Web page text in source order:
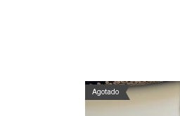
Agotado